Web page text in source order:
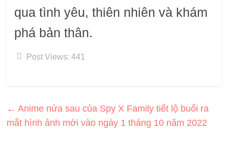
qua tình yêu, thiên nhiên và khám
phá bản thân.
Post Views: 441
← Anime nửa sau của Spy X Family tiết lộ buổi ra
mắt hình ảnh mới vào ngày 1 tháng 10 năm 2022